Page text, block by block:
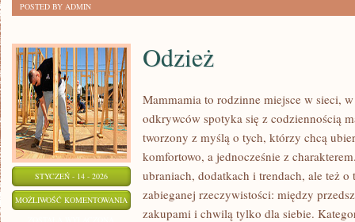
POSTED BY ADMIN
STYCZEŃ - 14 - 2026
MOŻLIWOŚĆ KOMENTOWANIA ODZIEŻ
Odzież
Mammamia to rodzinne miejsce w sieci,
odkrywców spotyka się z codziennością
tworzony z myślą o tych, którzy chcą
komfortowo, a jednocześnie z
ubraniach, dodatkach i trendach, ale też
zabieganej rzeczywistości: między
zakupami i chwilą tylko dla siebie.